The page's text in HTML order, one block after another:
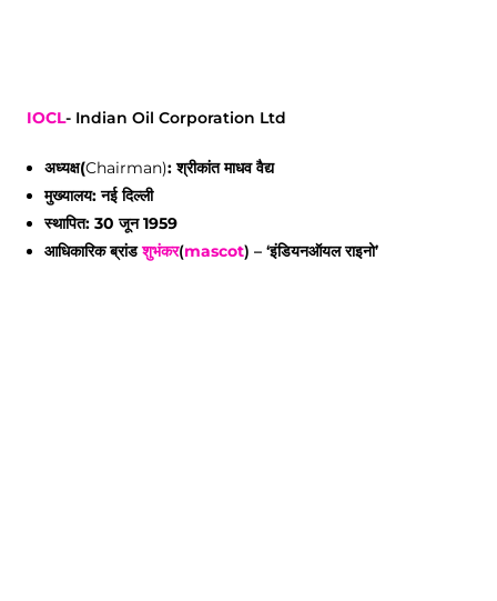
IOCL- Indian Oil Corporation Ltd
अध्यक्ष(Chairman): श्रीकांत माधव वैद्य
मुख्यालय: नई दिल्ली
स्थापित: 30 जून 1959
आधिकारिक ब्रांडशुभंकर(mascot) – ‘इंडियनऑयल राइनो’